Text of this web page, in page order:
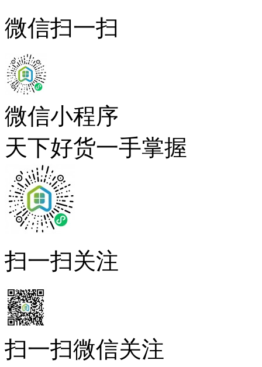
微信扫一扫
微信小程序
天下好货一手掌握
扫一扫关注
扫一扫微信关注